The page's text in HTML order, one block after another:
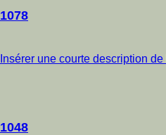
1078
Insérer une courte description
1048